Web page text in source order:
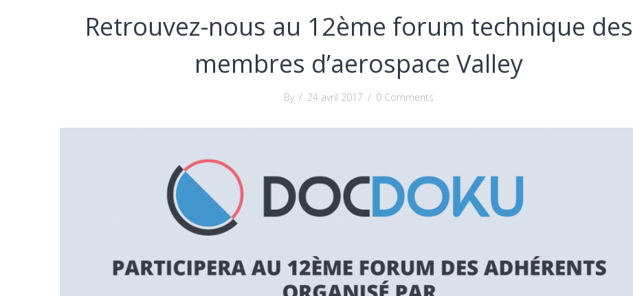
Retrouvez-nous au 12ème forum technique des
membres d’aerospace Valley
By / 24 avril 2017 / 0 Comments